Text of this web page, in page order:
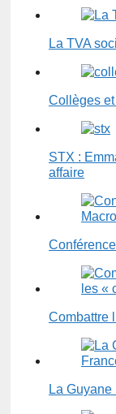
La TVA
Collèges
STX :
affaire
Combattre
La